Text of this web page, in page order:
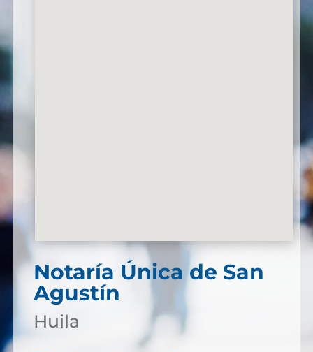
Notaría Única de San
Agustín
Huila